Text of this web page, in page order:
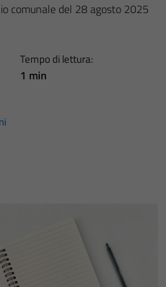
comunale del 28 agosto 2025
Tempo di lettura:
1 min